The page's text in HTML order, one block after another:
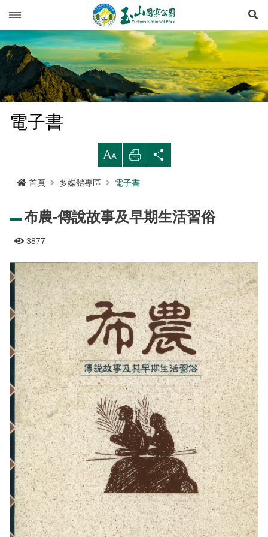
玉山動態
新聞快訊
活動列車
活動報名
登山步道開放狀況
園區氣象
RSS訂閱
旅遊導引
旅遊須知
遊憩型態
緊急連絡電話
西北園區
東部園區
水里遊客中心
塔塔加遊客中心
東埔服務中心
梅山遊客中心
南安遊客中心
排雲登山服務中心
線上預約
線上預約申請
線上預約進度查詢
登高登頂紀念證書申辦
登山資訊
登山資訊總覽
步道分級與步道系統
登山安全
高山急難救護
可通訊參考點
登山安全系列影片
防疫期間登山守則
八通關越嶺步道系統
南橫三山及關山步道系統
南二段步道系統
新康橫斷步道系統
馬博拉斯橫斷步道系統
入園線上申請
山域事故統計
生態保育
地形
地質
水文
氣候
植物
動物
歷史人文
布農族
八通關古道
八通關越道
玉山腳下的子民
黑熊專區
臺灣黑熊科普
與熊共存
黑熊通報
黑熊特展
黑熊影片
黑熊骨骼標本特展
科研基地
說明
科研成果
公民科學
路死動物調查成果
路死動物調查
iNaturalist
生態保育資訊
委辦成果報告
生態放映室
採集證申請
生物多樣性平台
Taibif系統
保育類野生動物名錄
野生動物通報
環教理念
課程介紹
環教預約
多媒體專區
線上玉山
影音出版品
玉山寫真
旅遊摺頁
電子書
行政服務
玉山國家公園
關於我們
我們的願景
管理處電話
組織職掌
處長簡介
政府資訊公開
法律規範
施政計畫
支付或接受補助
預決算及會計報告
通盤檢討
數位典藏
業務統計
請願及訴願
意見信箱
首長信箱
入園信箱
常見問答
雙語詞彙
檔案應用專區
線上檔案展
檔案應用申請服務
檔案知識補給站
檔案應用活動
民眾申辦服務
民眾申辦服務
申辦項目查詢
語言Language
English
日本語
한국어
Bahasa Melayu
Tiếng Việt
Taglog
ไทย
Bahasa indonesia
Deutsche
網站導覽 雙語詞彙
首長信箱 常見問答
RSS訂閱 兒童網
Facebook
電子書
大 列
印
首頁 多媒體專區 電子書
布農-傳說故事及早期生活習俗
3877